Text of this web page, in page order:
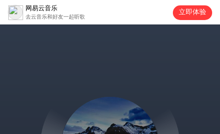
网易云音乐
去云音乐和好友一起听歌
立即体验